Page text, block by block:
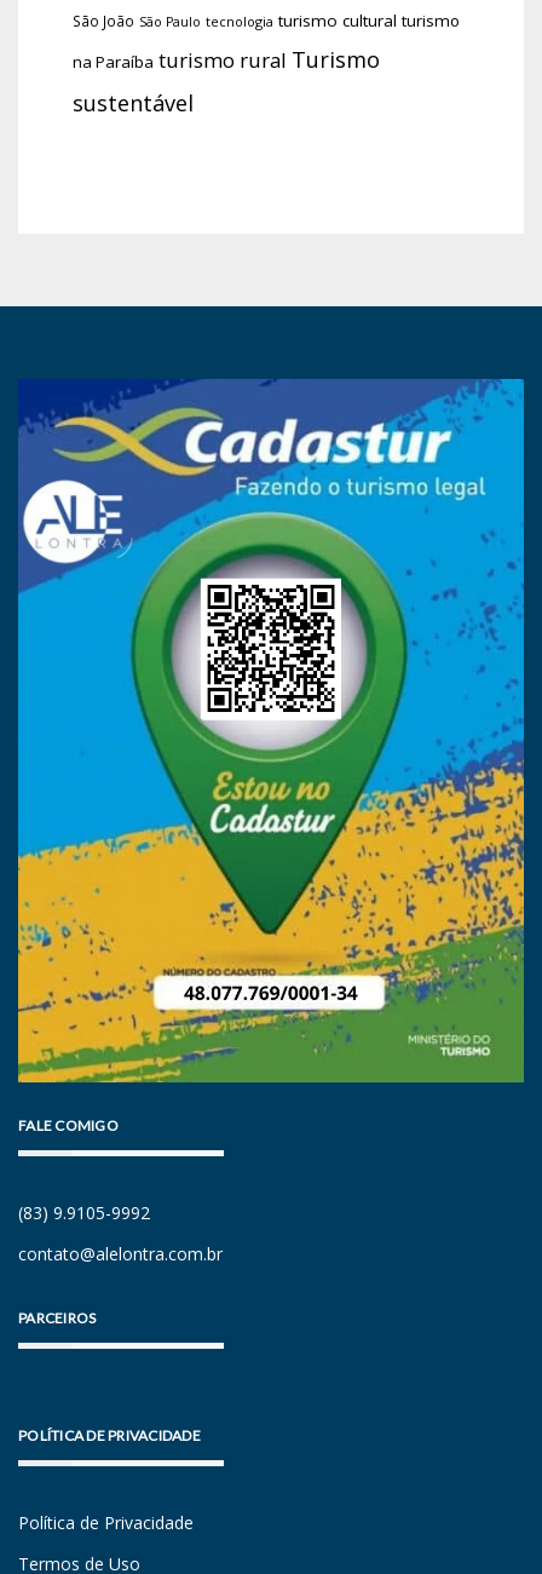
São João São Paulo tecnologia turismo cultural turismo
na Paraíba turismo rural Turismo
sustentável
FALE COMIGO
(83) 9.9105-9992
contato@alelontra.com.br
PARCEIROS
POLÍTICA DE PRIVACIDADE
Política de Privacidade
Termos de Uso